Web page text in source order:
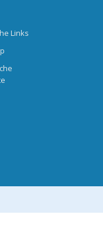
Links